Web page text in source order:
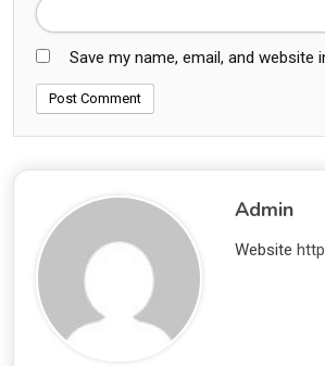
Save my name, email, and
Admin
Website